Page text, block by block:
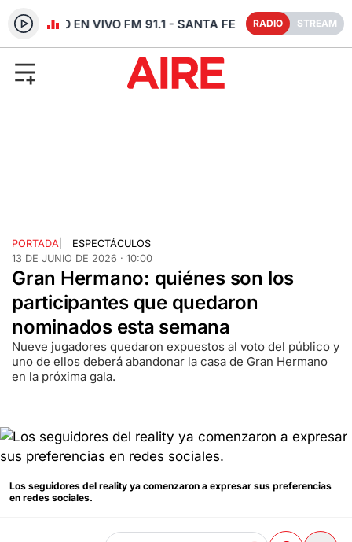
RADIO EN VIVO FM 91.1 - SANTA FE RADIO STREAM
PORTADA
ESPECTÁCULOS
13 DE JUNIO DE 2026 · 10:00
Gran Hermano: quiénes son los
participantes que quedaron
nominados esta semana
Nueve jugadores quedaron expuestos al voto del público y
uno de ellos deberá abandonar la casa de Gran Hermano
en la próxima gala.
Los seguidores del reality ya comenzaron a expresar sus preferencias
en redes sociales.